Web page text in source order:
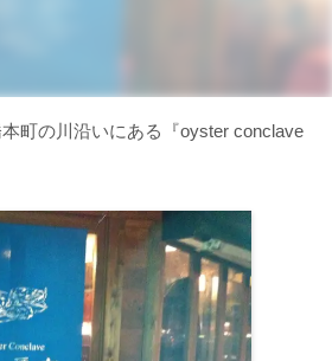
町の川沿いにある『oyster conclave